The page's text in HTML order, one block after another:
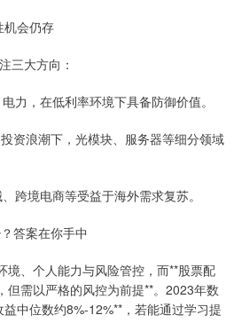
机会仍存
三大方向：
力，在低利率环境下具备防御价值。
资浪潮下，光模块、服务器等细分领域
跨境电商等受益于海外需求复苏。
答案在你手中
境、个人能力与风险管控，而**股票配
但需以严格的风控为前提**。2023年数
中位数约8%-12%**，若能通过学习提